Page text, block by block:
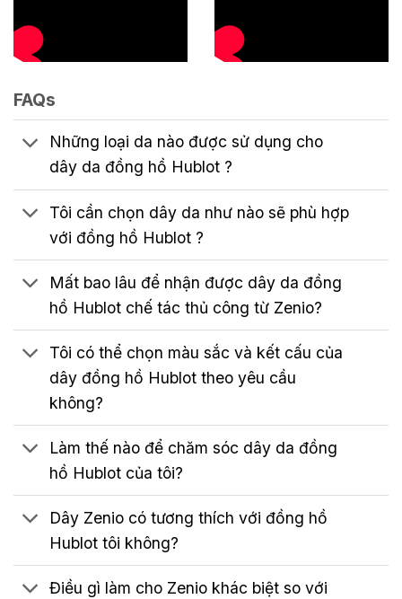
FAQs
Những loại da nào được sử dụng cho
dây da đồng hồ Hublot ?
Tôi cần chọn dây da như nào sẽ phù hợp
với đồng hồ Hublot ?
Mất bao lâu để nhận được dây da đồng
hồ Hublot chế tác thủ công từ Zenio?
Tôi có thể chọn màu sắc và kết cấu của
dây đồng hồ Hublot theo yêu cầu
không?
Làm thế nào để chăm sóc dây da đồng
hồ Hublot của tôi?
Dây Zenio có tương thích với đồng hồ
Hublot tôi không?
Điều gì làm cho Zenio khác biệt so với